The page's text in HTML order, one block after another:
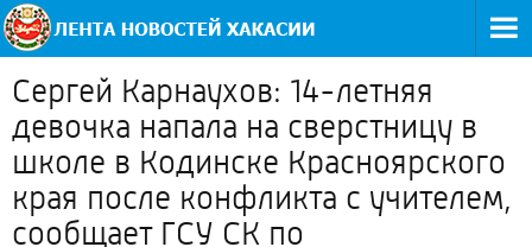
Сергей Карнаухов: 14-летняя
девочка напала на сверстницу в
школе в Кодинске Красноярского
края после конфликта с учителем,
сообщает ГСУ СК по